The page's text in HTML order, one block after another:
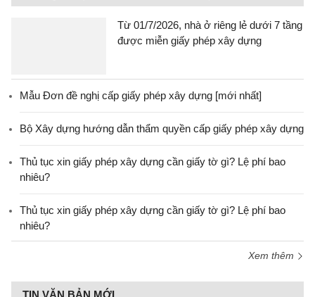
Từ 01/7/2026, nhà ở riêng lẻ dưới 7 tầng
được miễn giấy phép xây dựng
Mẫu Đơn đề nghị cấp giấy phép xây dựng [mới nhất]
Bộ Xây dựng hướng dẫn thẩm quyền cấp giấy phép xây dựng
Thủ tục xin giấy phép xây dựng cần giấy tờ gì? Lệ phí bao
nhiêu?
Thủ tục xin giấy phép xây dựng cần giấy tờ gì? Lệ phí bao
nhiêu?
Xem thêm
TIN VĂN BẢN MỚI